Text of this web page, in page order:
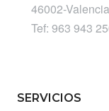
46002-Valencia
Tef: 963 943
SERVICIOS